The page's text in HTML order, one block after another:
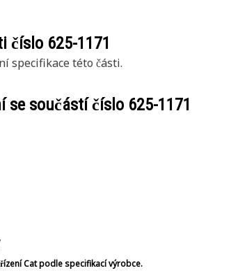
číslo 625-1171
specifikace této části.
se součástí číslo 625-1171
Cat podle specifikací výrobce.